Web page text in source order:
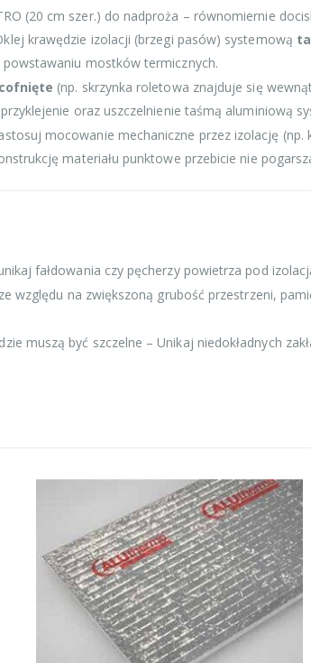
(20 cm szer.) do nadproża – równomiernie
krawędzie izolacji (brzegi pasów) systemową
powstawaniu mostków termicznych.
cofnięte (np. skrzynka roletowa znajduje się
oraz uszczelnienie taśmą aluminiową
mocowanie mechaniczne przez izolację
materiału punktowe przebicie nie
fałdowania czy pęcherzy powietrza pod
względu na zwiększoną grubość przestrzeni,
muszą być szczelne – Unikaj niedokładnych